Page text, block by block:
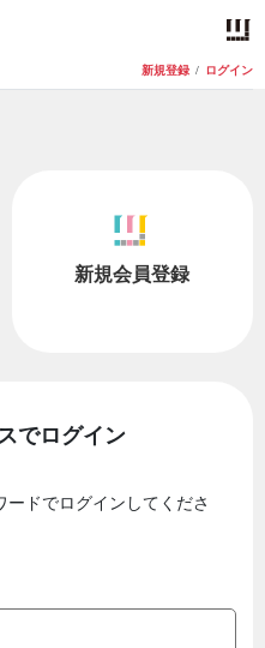
新規登録 / ログイン
新規会員登録
でログイン
ドでログインしてくださ